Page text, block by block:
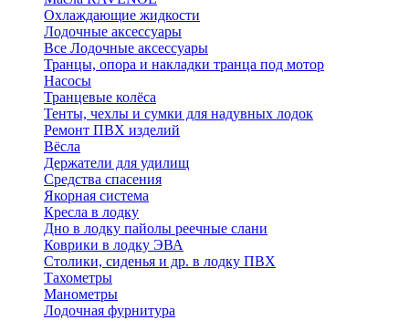
Охлаждающие жидкости
Лодочные аксессуары
Все Лодочные аксессуары
Транцы, опора и накладки транца под мотор
Насосы
Транцевые колёса
Тенты, чехлы и сумки для надувных лодок
Ремонт ПВХ изделий
Вёсла
Держатели для удилищ
Средства спасения
Якорная система
Кресла в лодку
Дно в лодку пайолы реечные слани
Коврики в лодку ЭВА
Столики, сиденья и др. в лодку ПВХ
Тахометры
Манометры
Лодочная фурнитура